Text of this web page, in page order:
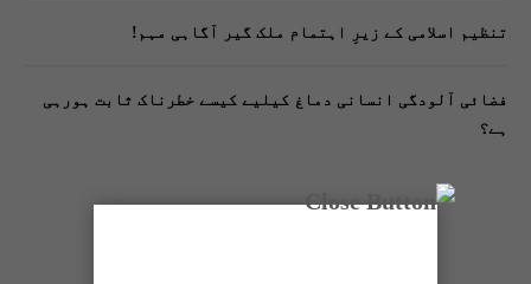
تنظیم اسلامی کے زیرِ اہتمام ملک گیر آگاہی مہم!
فضائی آلودگی انسانی دماغ کیلیے کیسے خطرناک ثابت ہورہی
ہے؟